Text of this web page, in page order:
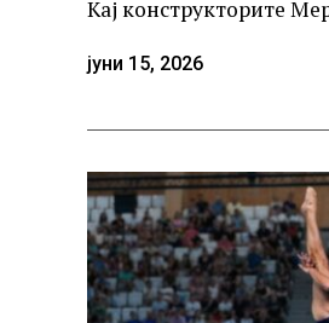
Кај конструкторите
јуни 15, 2026